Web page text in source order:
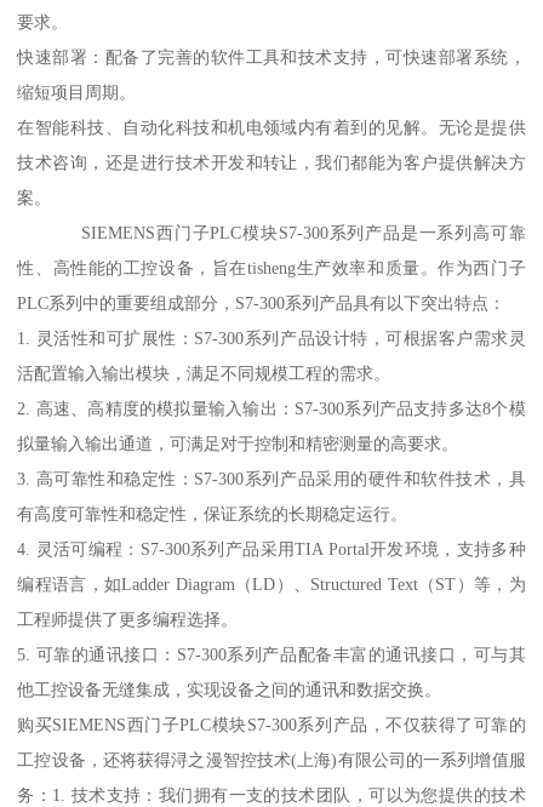
要求。
快速部署：配备了完善的软件工具和技术支持，可快速部署系统，
缩短项目周期。
在智能科技、自动化科技和机电领域内有着到的见解。无论是提供
技术咨询，还是进行技术开发和转让，我们都能为客户提供解决方
案。
SIEMENS西门子PLC模块S7-300系列产品是一系列高可靠
性、高性能的工控设备，旨在tisheng生产效率和质量。作为西门子
PLC系列中的重要组成部分，S7-300系列产品具有以下突出特点：
1. 灵活性和可扩展性：S7-300系列产品设计特，可根据客户需求灵
活配置输入输出模块，满足不同规模工程的需求。
2. 高速、高精度的模拟量输入输出：S7-300系列产品支持多达8个模
拟量输入输出通道，可满足对于控制和精密测量的高要求。
3. 高可靠性和稳定性：S7-300系列产品采用的硬件和软件技术，具
有高度可靠性和稳定性，保证系统的长期稳定运行。
4. 灵活可编程：S7-300系列产品采用TIA Portal开发环境，支持多种
编程语言，如Ladder Diagram（LD）、Structured Text（ST）等，为
工程师提供了更多编程选择。
5. 可靠的通讯接口：S7-300系列产品配备丰富的通讯接口，可与其
他工控设备无缝集成，实现设备之间的通讯和数据交换。
购买SIEMENS西门子PLC模块S7-300系列产品，不仅获得了可靠的
工控设备，还将获得浔之漫智控技术(上海)有限公司的一系列增值服
务：1. 技术支持：我们拥有一支的技术团队，可以为您提供的技术